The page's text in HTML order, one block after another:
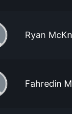
Ryan
Fahredin